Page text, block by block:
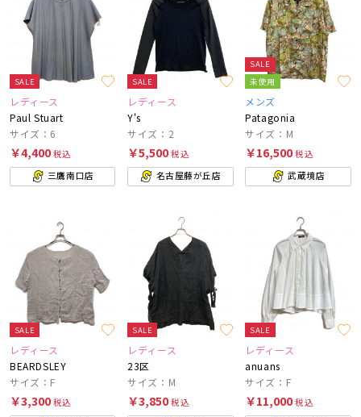
SALE
レディース
Paul Stuart
サイズ：6
￥4,400税込
三鷹南口店
SALE
レディース
Y's
サイズ：2
￥5,500税込
名古屋藤が丘店
SALE
未使用
メンズ
Patagonia
サイズ：M
￥16,500税込
武蔵境店
SALE
レディース
BEARDSLEY
サイズ：F
￥3,300税込
SALE
レディース
23区
サイズ：M
￥3,850税込
SALE
レディース
anuans
サイズ：F
￥11,000税込